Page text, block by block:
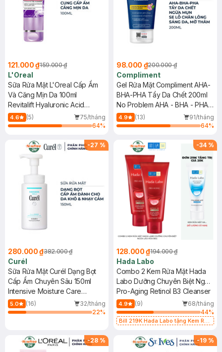
121.000 ₫159.000 ₫
L'Oreal
Sữa Rửa Mặt L'Oreal Cấp Ẩm
Và Căng Mịn Da 100ml
Revitalift Hyaluronic Acid
Hydrating Gel-Cleanser
4.6 (5)
75/tháng
64%
98.000 ₫200.000 ₫
Compliment
Gel Rửa Mặt Compliment AHA-
BHA-PHA Tẩy Da Chết 200ml
No Problem AHA - BHA - PHA
& Tea Tree Cleansing Gel
4.9 (13)
91/tháng
64%
-27 %
280.000 ₫382.000 ₫
Curél
Sữa Rửa Mặt Curél Dạng Bọt
Cấp Ẩm Chuyên Sâu 150ml
Intensive Moisture Care
Foaming Wash
5.0 (16)
32/tháng
22%
-34 %
128.000 ₫194.000 ₫
Hada Labo
Combo 2 Kem Rửa Mặt Hada
Labo Dưỡng Chuyên Biệt Ngừa
Lão Hóa 80g
Pro-Aging Retinol B3 Cleanser
4.9 (9)
68/tháng
44%
Bill 219K Hada Labo tặng Kem Rửa
-28 % -19 %